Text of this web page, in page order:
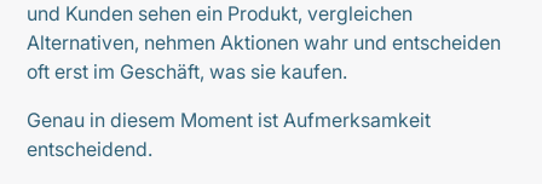
und Kunden sehen ein Produkt, vergleichen
Alternativen, nehmen Aktionen wahr und entscheiden
oft erst im Geschäft, was sie kaufen.
Genau in diesem Moment ist Aufmerksamkeit
entscheidend.